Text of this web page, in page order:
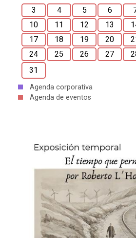
3
4 5 6
10
11 12 13
17
18 19 20
24
25 26 27
31
Agenda corporativa
Agenda de eventos